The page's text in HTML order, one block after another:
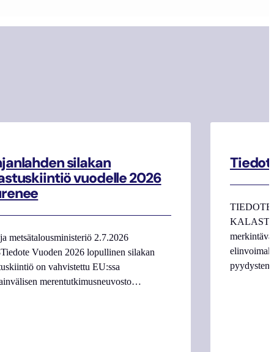
silakan
vuodelle 2026
metsätalousministeriö 2.7.2026
Vuoden 2026 lopullinen silakan
on vahvistettu EU:ssa
merentutkimusneuvosto…
pyydysten